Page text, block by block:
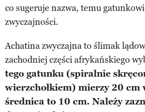
co sugeruje nazwa, temu
zwyczajności.
Achatina zwyczajna to ślimak
zachodniej części afrykańskiego
tego gatunku (spiralnie
wierzchołkiem) mierzy 20 cm
średnica to 10 cm. Należy